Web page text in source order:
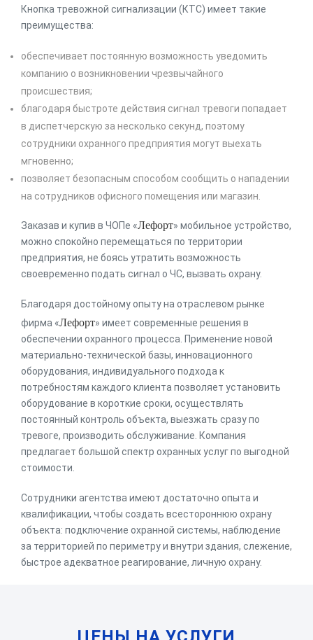
Кнопка тревожной сигнализации (КТС) имеет такие
преимущества:
обеспечивает постоянную возможность уведомить
компанию о возникновении чрезвычайного
происшествия;
благодаря быстроте действия сигнал тревоги попадает
в диспетчерскую за несколько секунд, поэтому
сотрудники охранного предприятия могут выехать
мгновенно;
позволяет безопасным способом сообщить о нападении
на сотрудников офисного помещения или магазин.
Заказав и купив в ЧОПе «Лефорт» мобильное устройство,
можно спокойно перемещаться по территории
предприятия, не боясь утратить возможность
своевременно подать сигнал о ЧС, вызвать охрану.
Благодаря достойному опыту на отраслевом рынке
фирма «Лефорт» имеет современные решения в
обеспечении охранного процесса. Применение новой
материально-технической базы, инновационного
оборудования, индивидуального подхода к
потребностям каждого клиента позволяет установить
оборудование в короткие сроки, осуществлять
постоянный контроль объекта, выезжать сразу по
тревоге, производить обслуживание. Компания
предлагает большой спектр охранных услуг по выгодной
стоимости.
Сотрудники агентства имеют достаточно опыта и
квалификации, чтобы создать всестороннюю охрану
объекта: подключение охранной системы, наблюдение
за территорией по периметру и внутри здания, слежение,
быстрое адекватное реагирование, личную охрану.